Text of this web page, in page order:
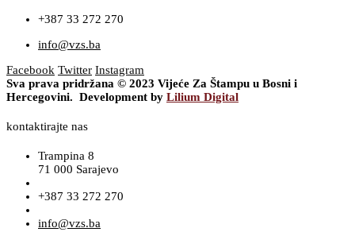
+387 33 272 270
info@vzs.ba
Facebook Twitter Instagram
Sva prava pridržana © 2023 Vijeće Za Štampu u Bosni i
Hercegovini. Development by Lilium Digital
kontaktirajte nas
Trampina 8
71 000 Sarajevo
+387 33 272 270
info@vzs.ba